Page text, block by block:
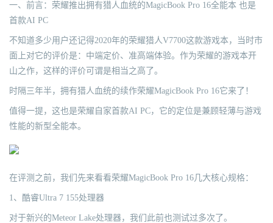
一、前言：荣耀推出拥有猎人血统的MagicBook Pro 16全能本 也是
首款AI PC
不知道多少用户还记得2020年的荣耀猎人V7700这款游戏本，当时市
面上对它的评价是：中端定价、准高端体验。作为荣耀的游戏本开
山之作，这样的评价可谓是相当之高了。
时隔三年半，拥有猎人血统的续作荣耀MagicBook Pro 16它来了！
值得一提，这也是荣耀自家首款AI PC，它的定位是兼顾轻薄与游戏
性能的新型全能本。
在评测之前，我们先来看看荣耀MagicBook Pro 16几大核心规格：
1、酷睿Ultra 7 155处理器
对于新兴的Meteor Lake处理器，我们此前也测试过多次了。